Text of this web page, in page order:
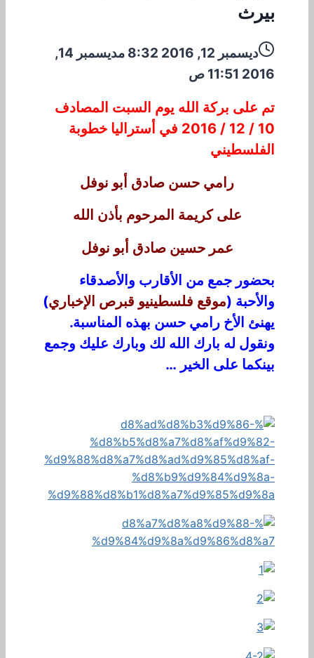
بيرث
ديسمبر 12, 2016 8:32 م
ديسمبر 14,
2016 11:51 ص
تم على بركة الله يوم السبت المصادف
10 / 12 / 2016 في أستراليا خطوبة
الفلسطيني
رامي حسن صادق أبو نوفل
على كريمة المرحوم بأذن الله
عمر حسين صادق أبو نوفل
بحضور جمع من الأقارب والأصدقاء
والأحبة (موقع فلسطينيو قبرص الإخباري)
يهنئ الأخ رامي حسن بهذه المناسبة.
ونقول له بارك الله لك وبارك عليك وجمع
بينكما على الخير …